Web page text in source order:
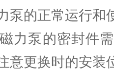
泵的正常运行和
力泵的密封件
意更换时的安装